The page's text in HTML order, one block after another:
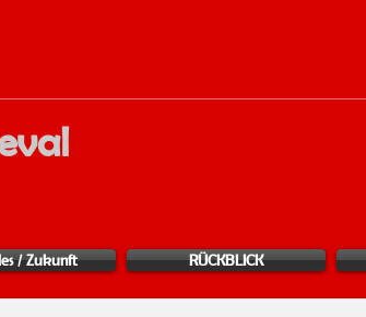
/ Zukunft RÜCKBLICK